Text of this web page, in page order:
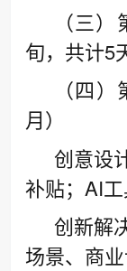
（三
旬，共计5
（四
月）
创意设
补贴；AI工
创新解
场景、商业